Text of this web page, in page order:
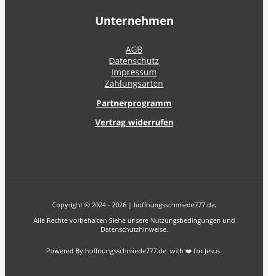
Unternehmen
AGB
Datenschutz
Impressum
Zahlungsarten
Partnerprogramm
Vertrag widerrufen
Copyright © 2024 - 2026 | hoffnungsschmiede777.de.
Alle Rechte vorbehalten Siehe unsere Nutzungsbedingungen und
Datenschutzhinweise.
Powered By hoffnungsschmiede777.de with ❤️ for Jesus.